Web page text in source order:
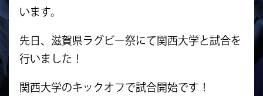
います。
先日、滋賀県ラグビー祭にて関西大学と試合を
行いました！
関西大学のキックオフで試合開始です！